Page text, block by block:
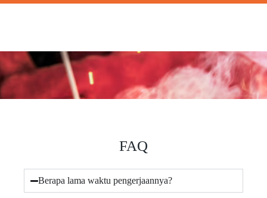
FAQ
Berapa lama waktu pengerjaannya?